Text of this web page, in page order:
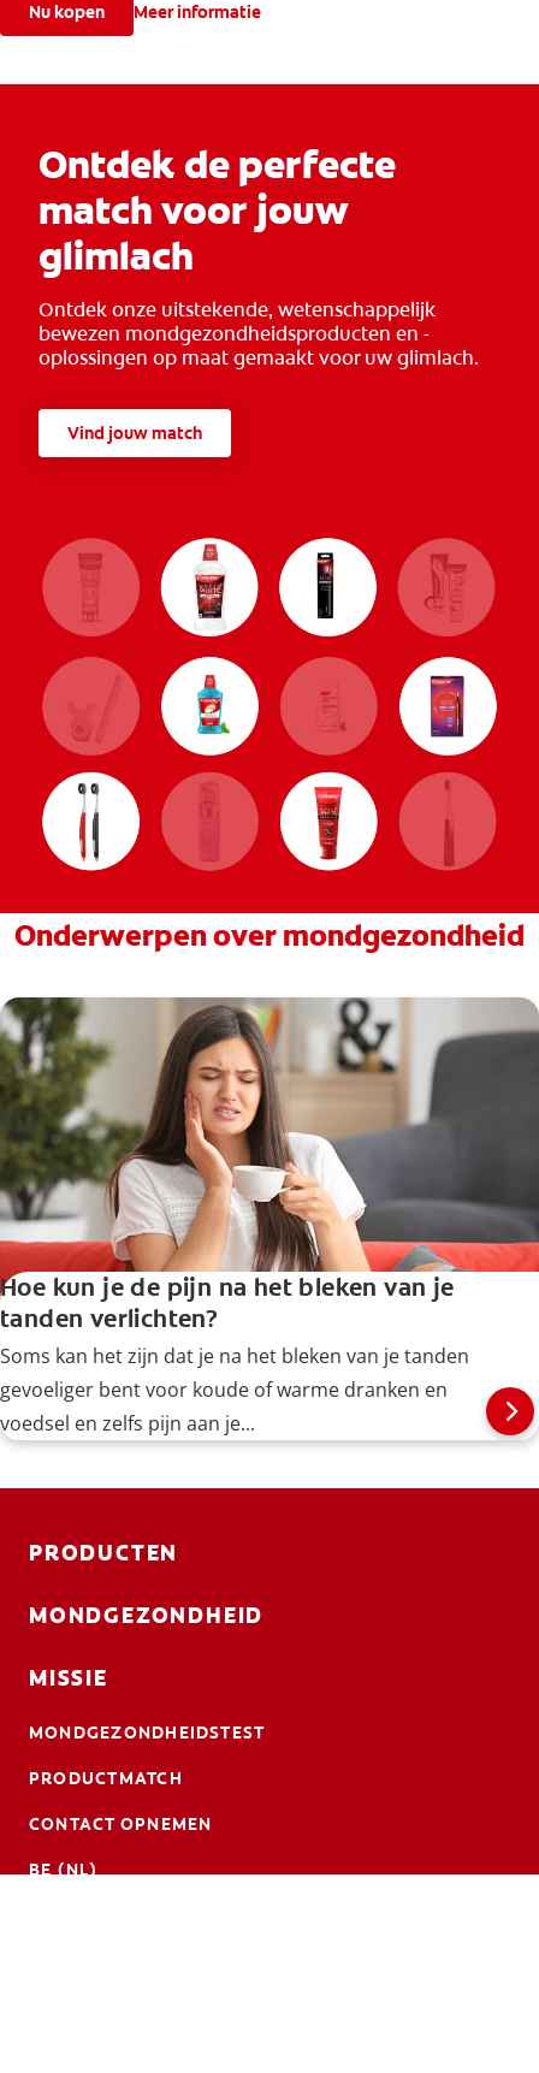
Nu kopen Meer informatie
Ontdek de perfecte
match voor jouw
glimlach
Ontdek onze uitstekende, wetenschappelijk
bewezen mondgezondheidsproducten en -
oplossingen op maat gemaakt voor uw glimlach.
Vind jouw match
Onderwerpen over mondgezondheid
Hoe kun je de pijn na het bleken van je
tanden verlichten?
Soms kan het zijn dat je na het bleken van je tanden
gevoeliger bent voor koude of warme dranken en
voedsel en zelfs pijn aan je...
PRODUCTEN
MONDGEZONDHEID
MISSIE
MONDGEZONDHEIDSTEST
PRODUCTMATCH
CONTACT OPNEMEN
BE (NL)